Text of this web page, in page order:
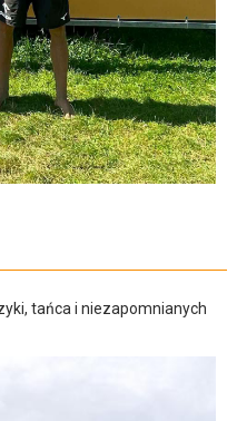
tańca i niezapomnianych